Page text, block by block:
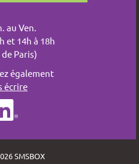
au Ven.
et 14h à 18h
Paris)
également
écrire
SMSBOX